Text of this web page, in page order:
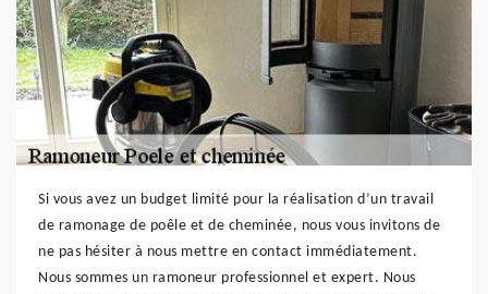
Si vous avez un budget limité pour la réalisation d’un travail
de ramonage de poêle et de cheminée, nous vous invitons de
ne pas hésiter à nous mettre en contact immédiatement.
Nous sommes un ramoneur professionnel et expert. Nous